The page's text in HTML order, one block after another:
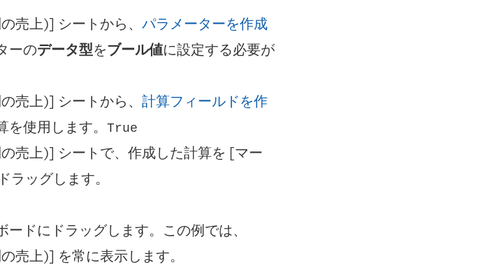
売上)] シートから、パラメーターを作成
ーのデータ型をブール値に設定する必要が
売上)] シートから、計算フィールドを作
を使用します。True
売上)] シートで、作成した計算を [マー
ラッグします。
ドにドラッグします。この例では、
売上)] を常に表示します。